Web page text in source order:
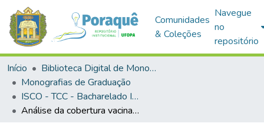
Comunidades
& Coleções
Navegue
no
repositório
Início
Biblioteca Digital de Monografias (BDM)
Monografias de Graduação
ISCO - TCC - Bacharelado Interdisciplinar em Saúde
Análise da cobertura vacinal de BCG e Pentavalente em menores de cinco anos na cidade de Santarém, Pará